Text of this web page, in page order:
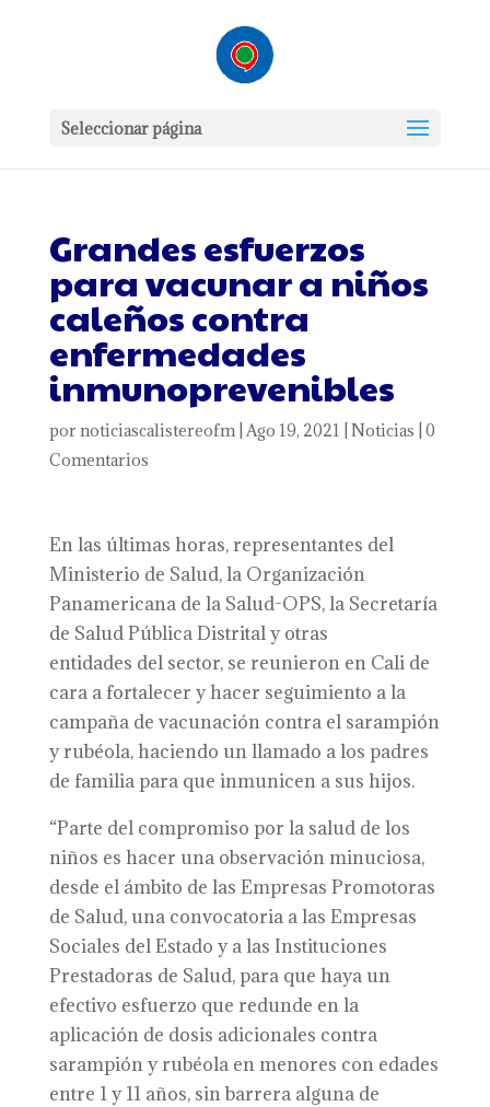
Seleccionar página
Grandes esfuerzos
para vacunar a niños
caleños contra
enfermedades
inmunoprevenibles
por noticiascalistereofm| Ago 19, 2021 Noticias 0
Comentarios
En las últimas horas, representantes del
Ministerio de Salud, la Organización
Panamericana de la Salud-OPS, la Secretaría
de Salud Pública Distrital y otras
entidades del sector, se reunieron en Cali de
cara a fortalecer y hacer seguimiento a la
campaña de vacunación contra el sarampión
y rubéola, haciendo un llamado a los padres
de familia para que inmunicen a sus hijos.
“Parte del compromiso por la salud de los
niños es hacer una observación minuciosa,
desde el ámbito de las Empresas Promotoras
de Salud, una convocatoria a las Empresas
Sociales del Estado y a las Instituciones
Prestadoras de Salud, para que haya un
efectivo esfuerzo que redunde en la
aplicación de dosis adicionales contra
sarampión y rubéola en menores con edades
entre 1 y 11 años, sin barrera alguna de